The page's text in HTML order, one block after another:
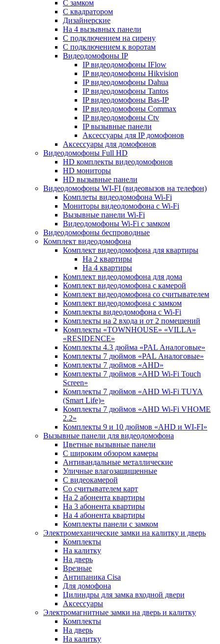
С замком
C квадратором
Дизайнерские
На 4 вызывных панели
С подключением на сирену
С подключением к воротам
Видеодомофоны IP
IP видеодомофоны IFlow
IP видеодомофоны Hikvision
IP видеодомофоны Dahua
IP видеодомофоны Tantos
IP видеодомофоны Bas-IP
IP видеодомофоны Commax
IP видеодомофоны Ctv
IP вызывные панели
Аксессуары для IP домофонов
Аксессуары для домофонов
Видеодомофоны Full HD
HD комплекты видеодомофонов
HD мониторы
HD вызывные панели
Видеодомофоны WI-FI (видеовызов на телефон)
Комплеты видеодомофона Wi-Fi
Мониторы видеодомофона с Wi-Fi
Вызывные панели Wi-Fi
Видеодомофоны Wi-Fi с замком
Видеодомофоны беспроводные
Комплект видеодомофона
Комплект видеодомофона для квартиры
На 2 квартиры
На 4 квартиры
Комплект видеодомофона для дома
Комплект видеодомофона с камерой
Комплект видеодомофона со считывателем
Комплект видеодомофона c замком
Комплекты видеодомофона с Wi-Fi
Комплекты на 2 входа и от 2 помещений
Комплекты «TOWNHOUSE» «VILLA»
«RESIDENCE»
Комплекты 4.3 дюйма «PAL Аналоговые»
Комплекты 7 дюймов «PAL Аналоговые»
Комплекты 7 дюймов «AHD»
Комплекты 7 дюймов «AHD Wi-Fi Touch
Screen»
Комплекты 7 дюймов «AHD Wi-Fi TUYA
(Smart Life)»
Комплекты 7 дюймов «AHD Wi-Fi VHOME
2.2»
Комплекты 9 и 10 дюймов «AHD и WI-FI»
Вызывные панели для видеодомофона
Цветные вызывные панели
С широким обзором камеры
Антивандальные металлические
Уличные влагозащищенные
С видеокамерой
Со считывателем карт
На 2 абонента квартиры
На 3 абонента квартиры
На 4 абонента квартиры
Комплекты панели с замком
Электромеханические замки на калитку и дверь
Комплекты
На калитку
На дверь
Врезные
Антипаника Cisa
Для домофона
Цилиндры для замка входной двери
Аксессуары
Электромагнитные замки на дверь и калитку
Комплекты
На дверь
На калитку